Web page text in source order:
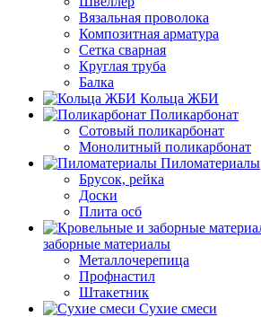
Вязальная проволока
Композитная арматура
Сетка сварная
Круглая труба
Балка
Кольца ЖБИ
Поликарбонат
Сотовый поликарбонат
Монолитный поликарбонат
Пиломатериалы
Брусок, рейка
Доски
Плита осб
заборные материалы
Металлочерепица
Профнастил
Штакетник
Сухие смеси